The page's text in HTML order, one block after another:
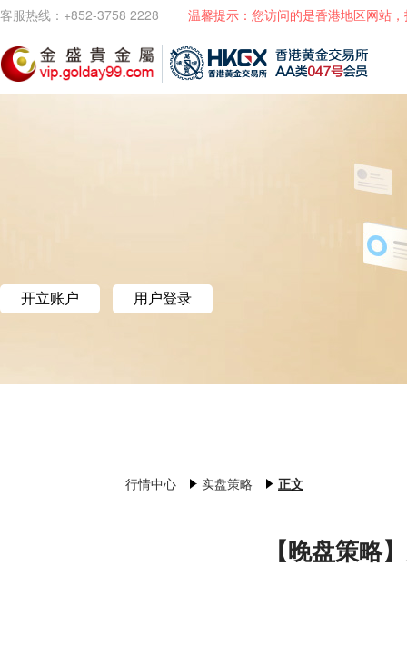
客服热线：+852-3758 2228 温馨提示：您访问的是香港地区网站
开立账户 用户登录
行情中心 实盘策略 正文
【晚盘策略